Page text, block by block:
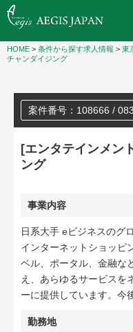
HOME > 条件から探す求人情報 > 東
チャンダイジング
案件番号：108666 / 083
[エンタテインメン
ング
事業内容
日系大手 eビジネスのグ
インターネットショッピ
ベル、ポータル、金融な
え、あらゆるサービスを
ーに提供しています。今
勤務地